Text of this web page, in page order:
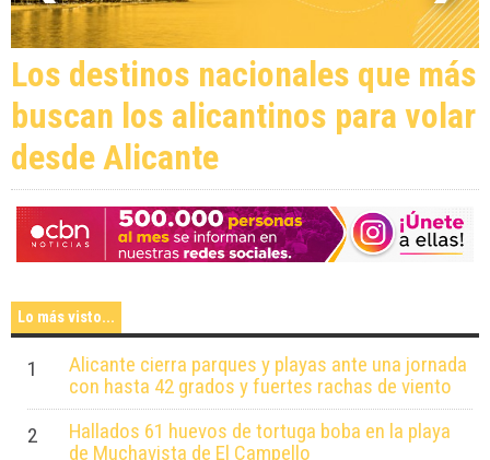
Los destinos nacionales que más
buscan los alicantinos para volar
desde Alicante
Lo más visto...
1
Alicante cierra parques y playas ante una jornada
con hasta 42 grados y fuertes rachas de viento
2
Hallados 61 huevos de tortuga boba en la playa
de Muchavista de El Campello